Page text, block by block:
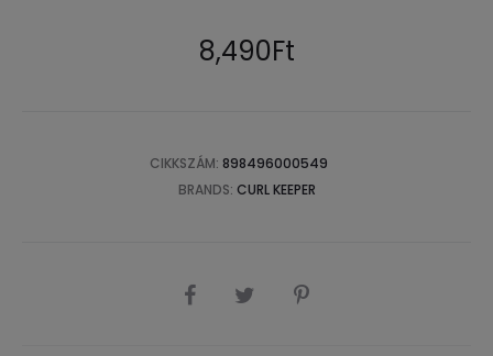
8,490Ft
CIKKSZÁM: 898496000549
BRANDS: CURL KEEPER
SHARE